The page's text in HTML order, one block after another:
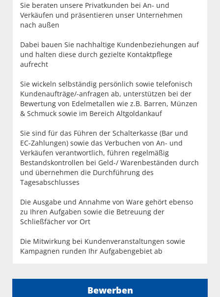
Sie beraten unsere Privatkunden bei An- und
Verkäufen und präsentieren unser Unternehmen
nach außen
Dabei bauen Sie nachhaltige Kundenbeziehungen auf
und halten diese durch gezielte Kontaktpflege
aufrecht
Sie wickeln selbständig persönlich sowie telefonisch
Kundenaufträge/-anfragen ab, unterstützen bei der
Bewertung von Edelmetallen wie z.B. Barren, Münzen
& Schmuck sowie im Bereich Altgoldankauf
Sie sind für das Führen der Schalterkasse (Bar und
EC-Zahlungen) sowie das Verbuchen von An- und
Verkäufen verantwortlich, führen regelmäßig
Bestandskontrollen bei Geld-/ Warenbeständen durch
und übernehmen die Durchführung des
Tagesabschlusses
Die Ausgabe und Annahme von Ware gehört ebenso
zu Ihren Aufgaben sowie die Betreuung der
Schließfächer vor Ort
Die Mitwirkung bei Kundenveranstaltungen sowie
Kampagnen runden Ihr Aufgabengebiet ab
Bewerben